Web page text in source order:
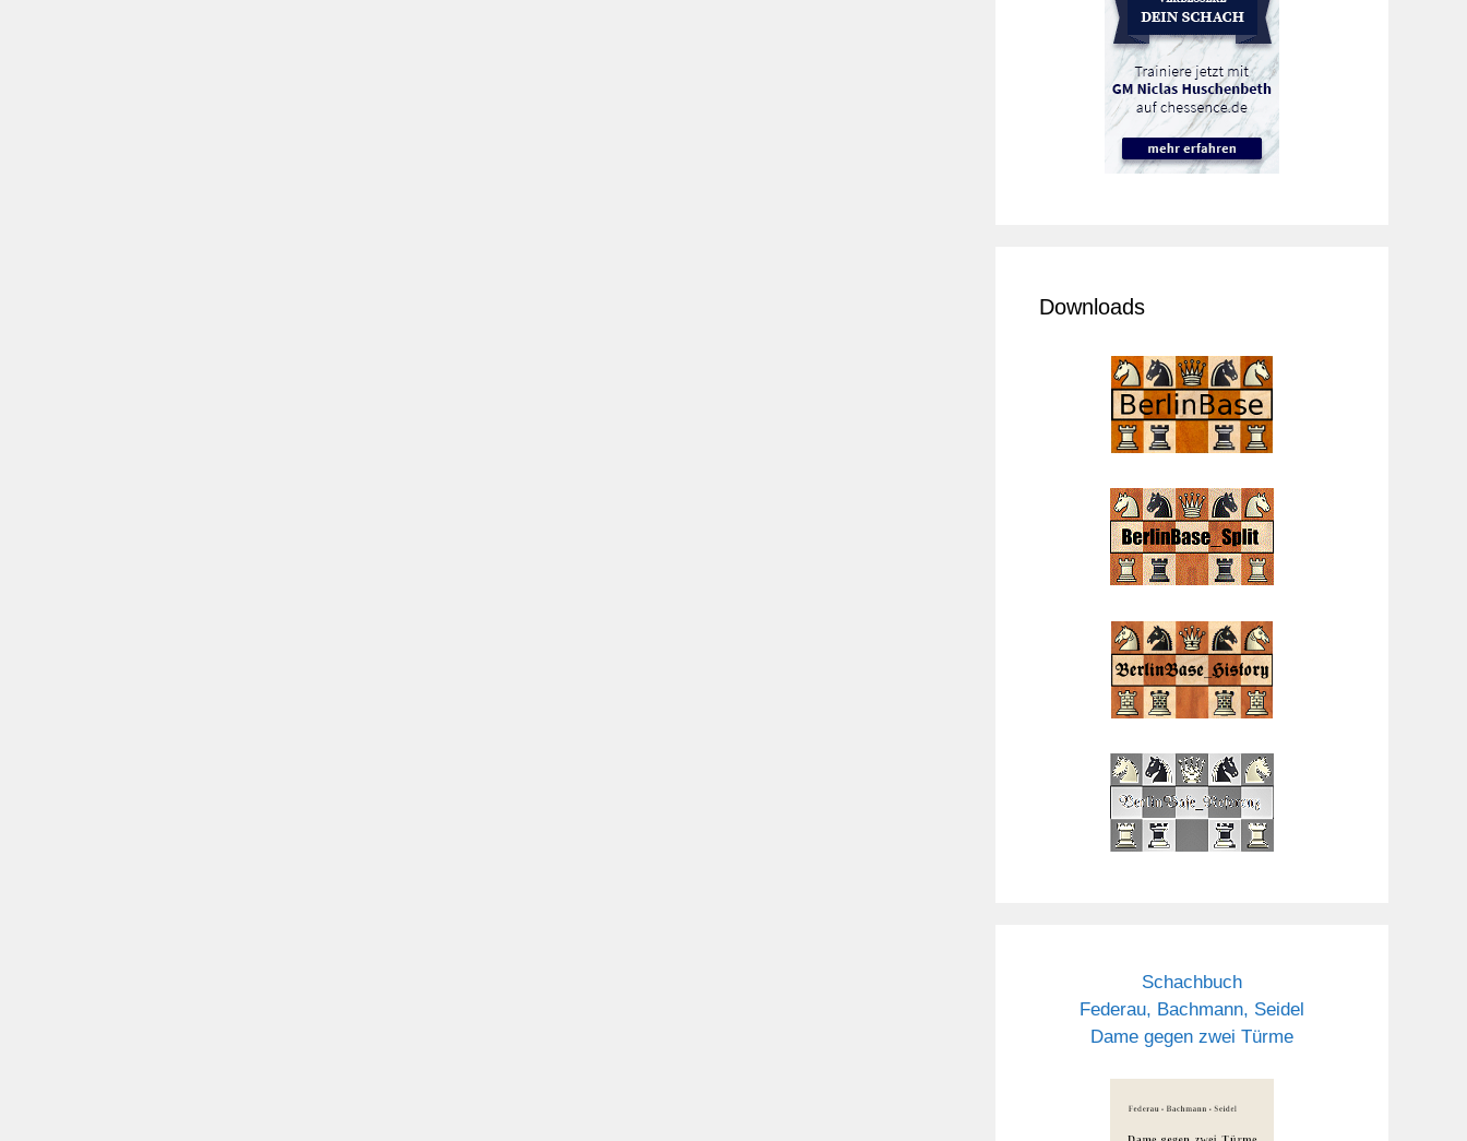
Downloads
Schachbuch
Federau, Bachmann, Seidel
Dame gegen zwei Türme